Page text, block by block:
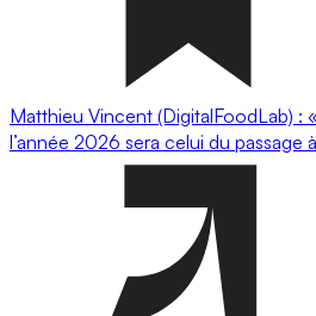
Matthieu Vincent (DigitalFoodLab) :
l’année 2026 sera celui du passage